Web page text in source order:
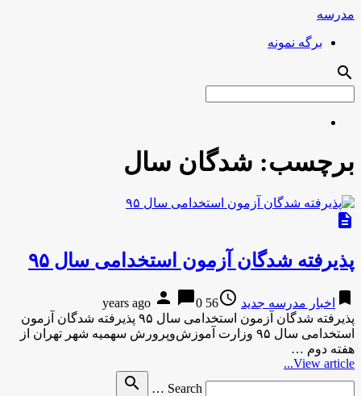
مدرسه
برگه نمونه
search
برچسب: شدگان سال
description
پذیرفته شدگان آزمون استخدامی سال ۹۵
bookmark اخبار مدرسه جدید access_time
56 years ago
person chat_bubble0
پذیرفته شدگان آزمون استخدامی سال ۹۵ پذیرفته شدگان آزمون
استخدامی سال ۹۵ وزارت آموزش‌وپرورش سهمیه شهر تهران از
هفته دوم …
View article...
Search …
search